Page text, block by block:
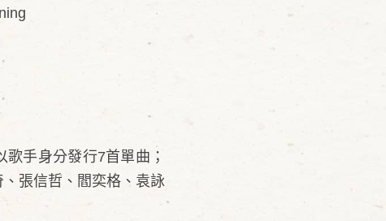
手身分發行7首單曲；
張信哲、閻奕格、袁詠